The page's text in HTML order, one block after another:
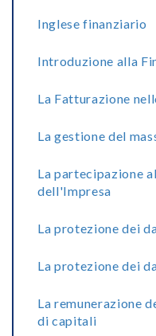
Inglese finanziario
Introduzione alla
La Fatturazione
La gestione del
La partecipazione
dell'Impresa
La protezione dei
La protezione dei
La remunerazione
di capitali